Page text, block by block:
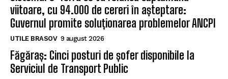
viitoare, cu 94.000 de cereri în așteptare:
Guvernul promite soluționarea problemelor ANCPI
UTILE BRASOV 9 august 2026
Făgăraș: Cinci posturi de șofer disponibile la
Serviciul de Transport Public